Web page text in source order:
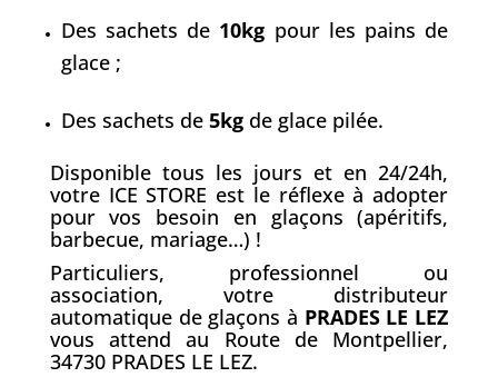
Des sachets de 10kg pour les pains de
glace ;
Des sachets de 5kgde glace pilée.
Disponible tous les jours et en 24/24h,
votre ICE STORE est le réflexe à adopter
pour vos besoin en glaçons (apéritifs,
barbecue, mariage…) !
Particuliers, professionnel ou
association, votre distributeur
automatique de glaçons à PRADES LE LEZ
vous attend au Route de Montpellier,
34730 PRADES LE LEZ.